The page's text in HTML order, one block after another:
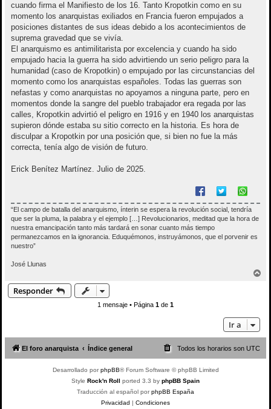
cuando firma el Manifiesto de los 16. Tanto Kropotkin como en su
momento los anarquistas exiliados en Francia fueron empujados a
posiciones distantes de sus ideas debido a los acontecimientos de
suprema gravedad que se vivía.
El anarquismo es antimilitarista por excelencia y cuando ha sido
empujado hacia la guerra ha sido advirtiendo un serio peligro para la
humanidad (caso de Kropotkin) o empujado por las circunstancias del
momento como los anarquistas españoles. Todas las guerras son
nefastas y como anarquistas no apoyamos a ninguna parte, pero en
momentos donde la sangre del pueblo trabajador era regada por las
calles, Kropotkin advirtió el peligro en 1916 y en 1940 los anarquistas
supieron dónde estaba su sitio correcto en la historia. Es hora de
disculpar a Kropotkin por una posición que, si bien no fue la más
correcta, tenía algo de visión de futuro.
Erick Benítez Martínez. Julio de 2025.
“El campo de batalla del anarquismo, ínterin se espera la revolución social, tendría
que ser la pluma, la palabra y el ejemplo […] Revolucionarios, meditad que la hora de
nuestra emancipación tanto más tardará en sonar cuanto más tiempo
permanezcamos en la ignorancia. Eduquémonos, instruyámonos, que el porvenir es
nuestro”
José Llunas
Responder
1 mensaje • Página 1 de 1
Ir a
El foro anarquista Índice general Todos los horarios son UTC
Desarrollado porphpBB® Forum Software © phpBB Limited
Style Rock'n Roll ported 3.3 by phpBB Spain
Traducción al español porphpBB España
Privacidad | Condiciones